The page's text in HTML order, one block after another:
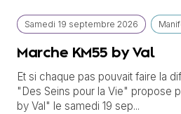
Samedi 19 septembre 2026
Marche KM55 by Val
Et si chaque pas pouvait faire la
"Des Seins pour la Vie" propose
by Val" le samedi 19 sep...